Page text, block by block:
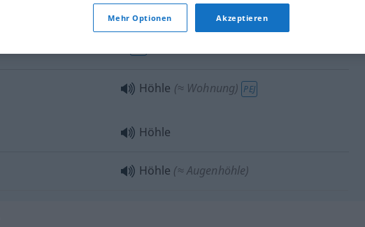
sich in die Höhle des Löwenwagen
Höhle (≈ Wohnung) PEJ
Höhle
Höhle (≈ Augenhöhle)
Mehr Optionen Akzeptieren